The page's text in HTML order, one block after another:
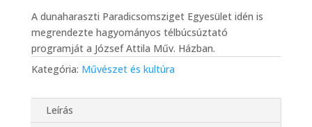
A dunaharaszti Paradicsomsziget Egyesület idén is
megrendezte hagyományos télbúcsúztató
programját a József Attila Műv. Házban.
Kategória: Művészet és kultúra
Leírás